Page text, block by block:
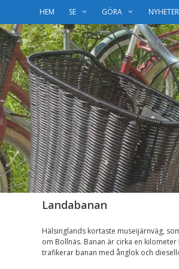
HEM SE GÖRA NYHETER
Landabanan
Hälsinglands kortaste museijärnväg,
om Bollnäs. Banan är cirka en
trafikerar banan med ånglok och